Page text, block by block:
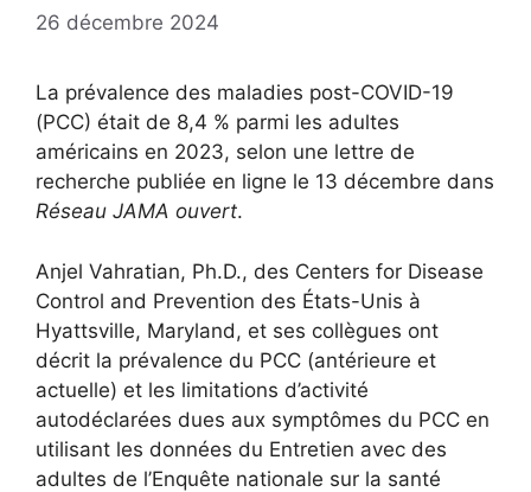
26 décembre 2024
La prévalence des maladies post-COVID-19
(PCC) était de 8,4 % parmi les adultes
américains en 2023, selon une lettre de
recherche publiée en ligne le 13 décembre dans
Réseau JAMA ouvert.
Anjel Vahratian, Ph.D., des Centers for Disease
Control and Prevention des États-Unis à
Hyattsville, Maryland, et ses collègues ont
décrit la prévalence du PCC (antérieure et
actuelle) et les limitations d’activité
autodéclarées dues aux symptômes du PCC en
utilisant les données du Entretien avec des
adultes de l’Enquête nationale sur la santé